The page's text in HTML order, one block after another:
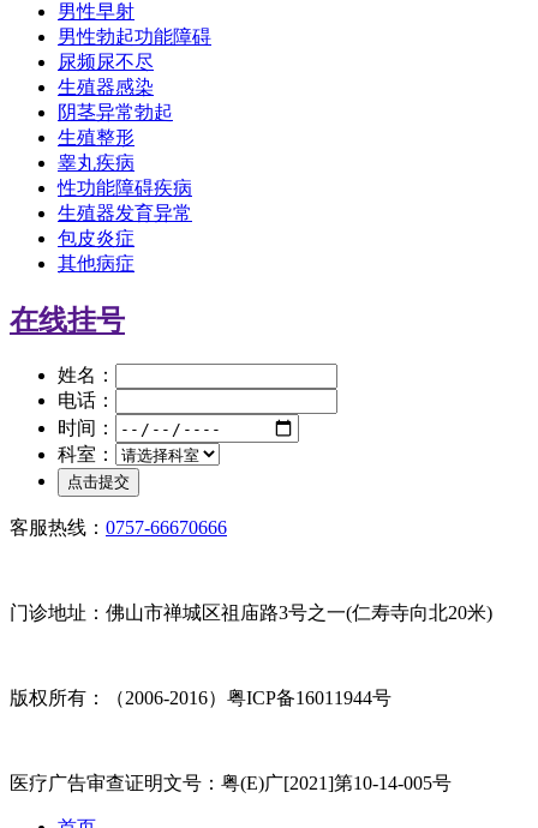
男性早射
男性勃起功能障碍
尿频尿不尽
生殖器感染
阴茎异常勃起
生殖整形
睾丸疾病
性功能障碍疾病
生殖器发育异常
包皮炎症
其他病症
在线挂号
姓名：
电话：
时间：
科室：
客服热线： 0757-66670666
门诊地址：佛山市禅城区祖庙路3号之一(仁寿寺向北20米)
版权所有：（2006-2016）粤ICP备16011944号
医疗广告审查证明文号：粤(E)广[2021]第10-14-005号